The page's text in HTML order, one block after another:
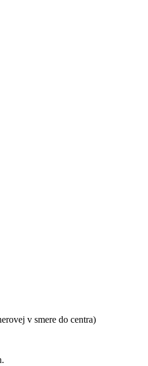
v smere do centra)